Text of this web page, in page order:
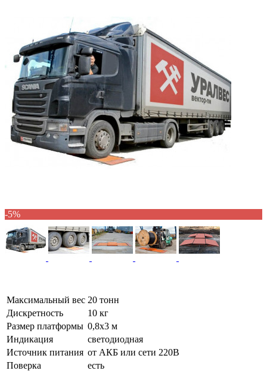
-5%
Максимальный вес 20 тонн
Дискретность
10 кг
Размер платформы 0,8х3 м
Индикация
светодиодная
Источник питания от АКБ или сети 220В
Поверка
есть